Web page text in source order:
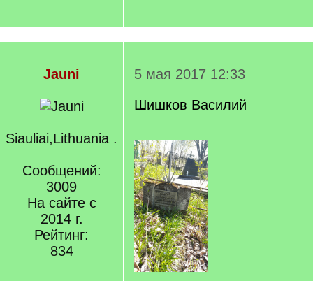
Jauni
Siauliai,Lithuania .
Сообщений:
3009
На сайте с
2014 г.
Рейтинг:
834
5 мая 2017 12:33
Шишков Василий